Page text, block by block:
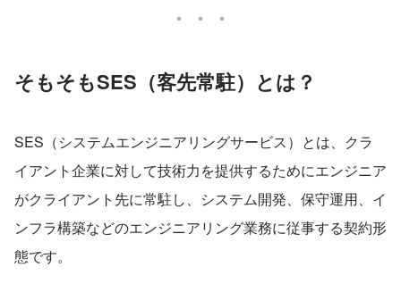
そもそもSES（客先常駐）とは？
SES（システムエンジニアリングサービス）とは、クラ
イアント企業に対して技術力を提供するためにエンジニア
がクライアント先に常駐し、システム開発、保守運用、イ
ンフラ構築などのエンジニアリング業務に従事する契約形
態です。